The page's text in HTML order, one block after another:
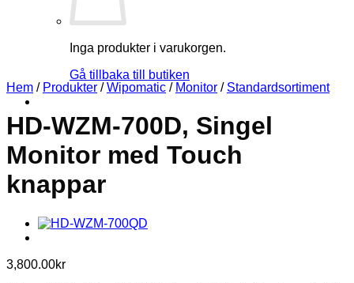
Inga produkter i varukorgen.
Gå tillbaka till butiken
Hem / Produkter / Wipomatic / Monitor / Standardsortiment
HD-WZM-700D, Singel
Monitor med Touch
knappar
3,800.00kr